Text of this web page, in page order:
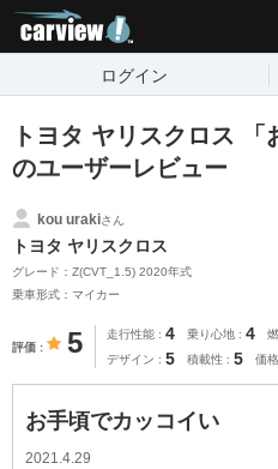
ログイン
トヨタ ヤリスクロス 「
のユーザーレビュー
kou urakiさん
トヨタ ヤリスクロス
グレード：Z(CVT_1.5) 2020年式
乗車形式：マイカー
評価 5 走行性能 4 乗り心地 4
デザイン 5 積載性 5 価格
お手頃でカッコイい
2021.4.29